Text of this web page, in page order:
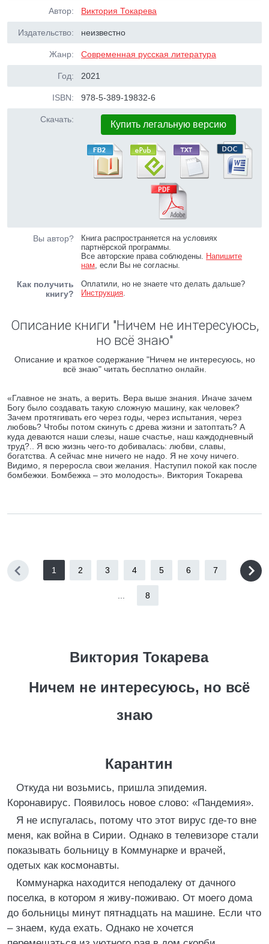
Автор: Виктория Токарева
Издательство: неизвестно
Жанр: Современная русская литература
Год: 2021
ISBN: 978-5-389-19832-6
Скачать: Купить легальную версию
Вы автор?
Книга распространяется на условиях
партнёрской программы.
Все авторские права соблюдены. Напишите
нам, если Вы не согласны.
Как получить
книгу?
Оплатили, но не знаете что делать дальше?
Инструкция.
Описание книги "Ничем не интересуюсь,
но всё знаю"
Описание и краткое содержание "Ничем не интересуюсь, но
всё знаю" читать бесплатно онлайн.
«Главное не знать, а верить. Вера выше знания. Иначе зачем
Богу было создавать такую сложную машину, как человек?
Зачем протягивать его через годы, через испытания, через
любовь? Чтобы потом скинуть с древа жизни и затоптать? А
куда деваются наши слезы, наше счастье, наш каждодневный
труд?.. Я всю жизнь чего-то добивалась: любви, славы,
богатства. А сейчас мне ничего не надо. Я не хочу ничего.
Видимо, я переросла свои желания. Наступил покой как после
бомбежки. Бомбежка – это молодость». Виктория Токарева
1 2 3 4 5 6 7
8
Виктория Токарева
Ничем не интересуюсь, но всё
знаю
Карантин
Откуда ни возьмись, пришла эпидемия.
Коронавирус. Появилось новое слово: «Пандемия».
Я не испугалась, потому что этот вирус где-то вне
меня, как война в Сирии. Однако в телевизоре стали
показывать больницу в Коммунарке и врачей,
одетых как космонавты.
Коммунарка находится неподалеку от дачного
поселка, в котором я живу-поживаю. От моего дома
до больницы минут пятнадцать на машине. Если что
– знаем, куда ехать. Однако не хочется